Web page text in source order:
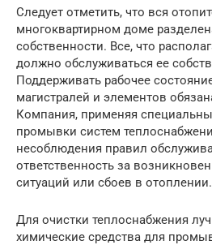
Следует отметить, что вся
многоквартирном доме
собственности. Все, что
должно обслуживаться ее
Поддерживать рабочее
магистралей и элементов
Компания, применяя
промывки систем
несоблюдения правил
ответственность за
ситуаций или сбоев в отоплении.
Для очистки теплоснабжения
химические средства для